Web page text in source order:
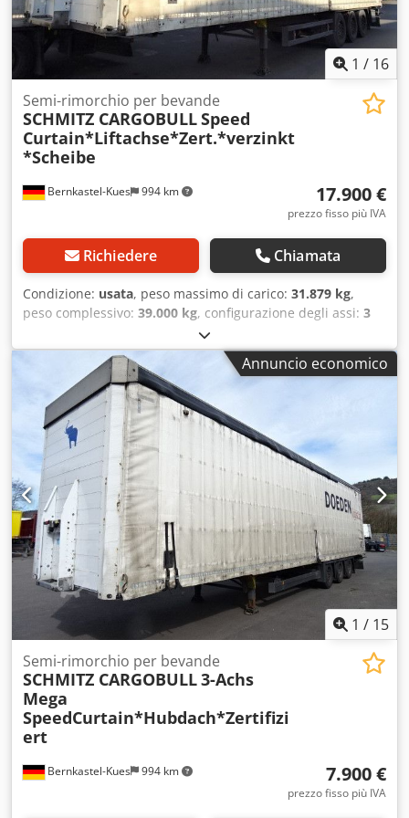
1 / 16
Bernkastel-Kues 994 km
Semi-rimorchio per bevande
SCHMITZ CARGOBULLSpeed
Curtain*Liftachse*Zert.*verzinkt
*Scheibe
17.900 €
prezzo fisso più IVA
Richiedere Chiamata
Condizione: usata, peso massimo di carico: 31.879 kg,
peso complessivo: 39.000 kg, configurazione degli assi: 3
, prima immatricolazione:07/2014
carico:13.630 mm, larghezza vano di carico:2.480 mm,
altezza vano di carico: 2.680 mm
, volume dello spazio di
carico:90 m³, larghezza totale: 2.550 mm
3.900 mm, Anno di produzione:2014
ABS, * Dekra certificato secondo VDI 2700 e seguenti e DIN
EN 12642 Codice XL * Certificato per le bevande *
Certificato per la birra alla spina * 4 file di fissaggio del
carico * 25 coppie di anelli di fissaggio * Telaio zincato *
Assale di sollevamento Dkodpfoq Hf I Iox Abvjr * Freno a
disco * Sospensioni pneumatiche complete * ABS *
Pneumatici 385/65 R 22,5 * Porte posteriori a portale
Annuncio economico
1 / 15
Bernkastel-Kues 994 km
Semi-rimorchio per bevande
SCHMITZ CARGOBULL3-Achs
Mega
SpeedCurtain*Hubdach*Zertifizi
ert
7.900 €
prezzo fisso più IVA